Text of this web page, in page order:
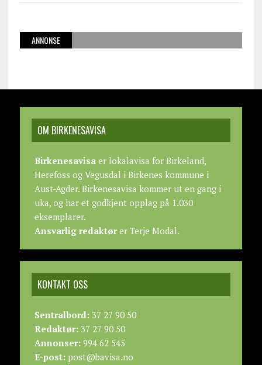
ANNONSE
OM BIRKENESAVISA
Birkenesavisaer lokalavisa for Birkeland,
Herefoss og Vegusdal i Birkenes kommune i
Aust-Agder. Birkenesavisa kommer ut en gang i
uka, og har et godkjent opplag på 1.030
eksemplarer.
Ansvarlig redaktører Terje Modal.
KONTAKT OSS
Sentralbord:37 27 90 50
Redaktør:37 27 90 50
Annonser:994 62 545
E-post:post@bavisa.no